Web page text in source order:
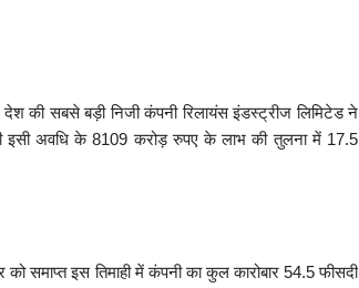
देश की सबसे बड़ी निजी कंपनी रिलायंस इंडस्ट्रीज लिमिटेड ने
की इसी अवधि के 8109 करोड़ रुपए के लाभ की तुलना में 17.5
समाप्त इस तिमाही में कंपनी का कुल कारोबार 54.5 फीसदी